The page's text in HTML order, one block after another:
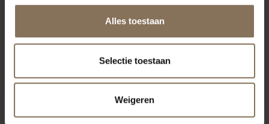
Alles toestaan
Selectie toestaan
Weigeren